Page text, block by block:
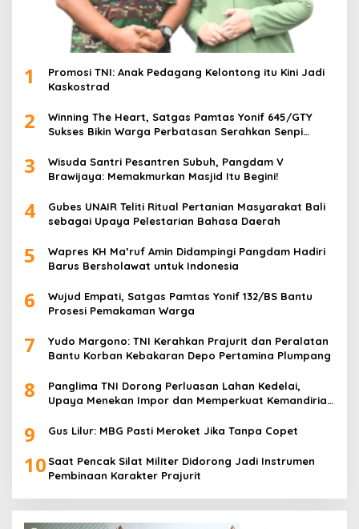
1
Promosi TNI: Anak Pedagang Kelontong itu Kini Jadi
Kaskostrad
2
Winning The Heart, Satgas Pamtas Yonif 645/GTY
Sukses Bikin Warga Perbatasan Serahkan Senpi
3
Wisuda Santri Pesantren Subuh, Pangdam V
Brawijaya: Memakmurkan Masjid Itu Begini!
4
Gubes UNAIR Teliti Ritual Pertanian Masyarakat Bali
sebagai Upaya Pelestarian Bahasa Daerah
5
Wapres KH Ma’ruf Amin Didampingi Pangdam Hadiri
Barus Bersholawat untuk Indonesia
6
Wujud Empati, Satgas Pamtas Yonif 132/BS Bantu
Prosesi Pemakaman Warga
7
Yudo Margono: TNI Kerahkan Prajurit dan Peralatan
Bantu Korban Kebakaran Depo Pertamina Plumpang
8
Panglima TNI Dorong Perluasan Lahan Kedelai,
Upaya Menekan Impor dan Memperkuat Kemandirian
9 Gus Lilur: MBG Pasti Meroket Jika Tanpa Copet
10 Saat Pencak Silat Militer Didorong Jadi Instrumen
Pembinaan Karakter Prajurit